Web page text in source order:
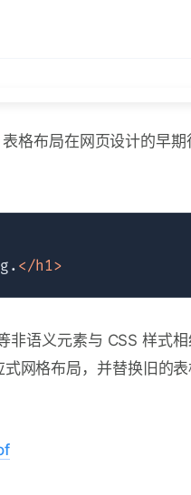
格布局在网页设计的早期
</h1>
非语义元素与 CSS 样式
式网格布局，并替换旧的